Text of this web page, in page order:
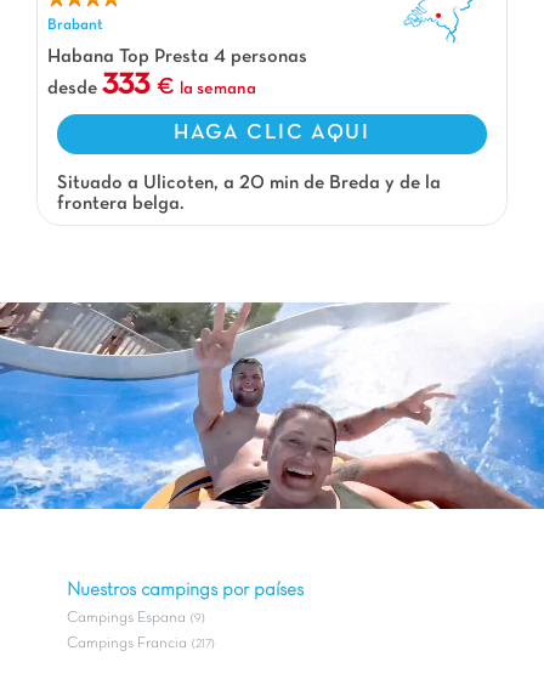
Brabant
Habana Top Presta 4 personas
desde 333 la semana
HAGA CLIC AQUI
Situado a Ulicoten, a 20 min de Breda y de la
frontera belga.
Nuestros campings por países
Campings Espana (9)
Campings Francia (217)